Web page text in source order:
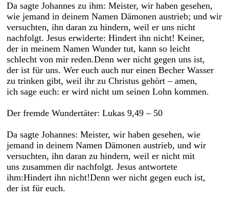
Da sagte Johannes zu ihm: Meister, wir haben gesehen,
wie jemand in deinem Namen Dämonen austrieb; und wir
versuchten, ihn daran zu hindern, weil er uns nicht
nachfolgt. Jesus erwiderte: Hindert ihn nicht! Keiner,
der in meinem Namen Wunder tut, kann so leicht
schlecht von mir reden.Denn wer nicht gegen uns ist,
der ist für uns. Wer euch auch nur einen Becher Wasser
zu trinken gibt, weil ihr zu Christus gehört – amen,
ich sage euch: er wird nicht um seinen Lohn kommen.
Der fremde Wundertäter: Lukas 9,49 – 50
Da sagte Johannes: Meister, wir haben gesehen, wie
jemand in deinem Namen Dämonen austrieb, und wir
versuchten, ihn daran zu hindern, weil er nicht mit
uns zusammen dir nachfolgt. Jesus antwortete
ihm:Hindert ihn nicht!Denn wer nicht gegen euch ist,
der ist für euch.